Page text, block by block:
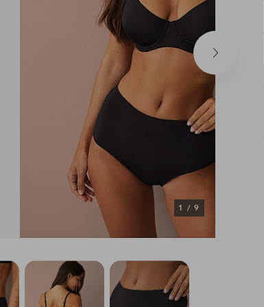
Volgend
product
1/ 9